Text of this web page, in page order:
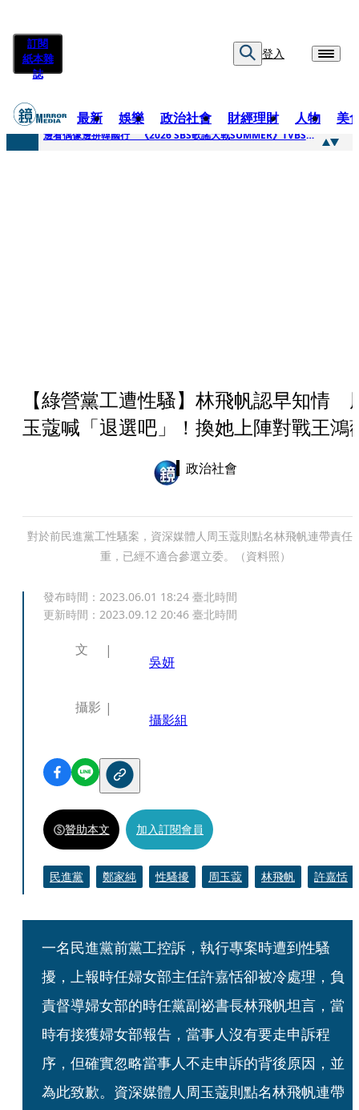
訂閱
紙本雜
誌
登入
最新 娛樂 政治社會 財經理財 人物 美
快訊
邊看偶像邊拚韓國行 《2026 SBS歌謠大戰SUMMER》TVBS直播祭追星福利
【綠營黨工遭性騷】林飛帆認早知情
玉蔻喊「退選吧」！換她上陣對戰王鴻
政治社會
對於前民進黨工性騷案，資深媒體人周玉蔻則點名林飛帆連帶責任
重，已經不適合參選立委。（資料照）
發布時間： 2023.06.01 18:24 臺北時間
更新時間： 2023.09.12 20:46 臺北時間
文
吳妍
攝影
攝影組
贊助本文 加入訂閱會員
民進黨 鄭家純 性騷擾 周玉蔻 林飛帆 許嘉恬
一名民進黨前黨工控訴，執行專案時遭到性騷
擾，上報時任婦女部主任許嘉恬卻被冷處理，負
責督導婦女部的時任黨副祕書長林飛帆坦言，當
時有接獲婦女部報告，當事人沒有要走申訴程
序，但確實忽略當事人不走申訴的背後原因，並
為此致歉。資深媒體人周玉蔻則點名林飛帆連帶